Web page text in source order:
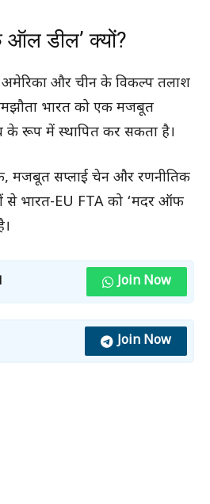
डील’ क्यों?
अमेरिका और चीन के विकल्प तलाश
भारत को एक मजबूत
के रूप में स्थापित कर सकता है।
मजबूत सप्लाई चेन और रणनीतिक
से भारत-EU FTA को ‘मदर ऑफ
Join Now
Join Now